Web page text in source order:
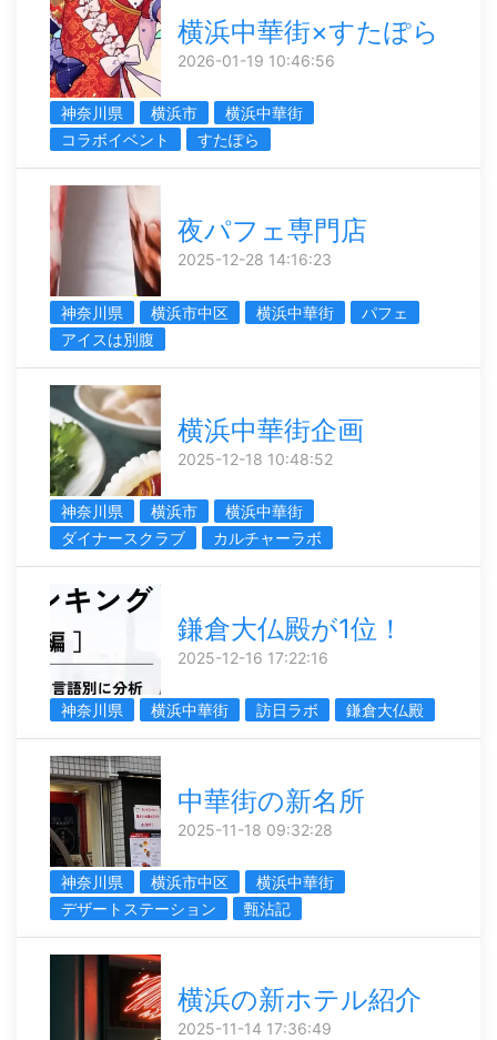
横浜中華街×すたぽら
2026-01-19 10:46:56
神奈川県 横浜市
横浜中華街
コラボイベント
すたぽら
夜パフェ専門店
2025-12-28 14:16:23
神奈川県 横浜市中区 横浜中華街
パフェ
アイスは別腹
横浜中華街企画
2025-12-18 10:48:52
神奈川県 横浜市
横浜中華街
ダイナースクラブ
カルチャーラボ
鎌倉大仏殿が1位！
2025-12-16 17:22:16
神奈川県 横浜中華街 訪日ラボ 鎌倉大仏殿
中華街の新名所
2025-11-18 09:32:28
神奈川県 横浜市中区
横浜中華街
デザートステーション
甄沾記
横浜の新ホテル紹介
2025-11-14 17:36:49